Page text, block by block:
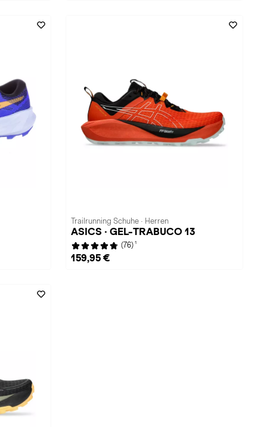
Trailrunning Schuhe · Herren
ASICS · GEL-TRABUCO 13
(76) 1
159,95 €